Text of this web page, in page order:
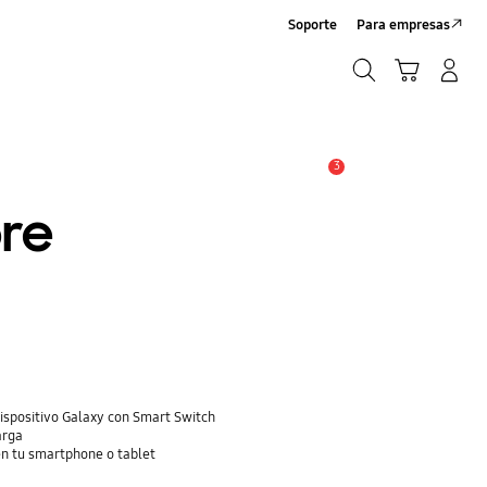
Soporte Para empresas
3
Galaxy con Smart Switch
tu smartphone o tablet